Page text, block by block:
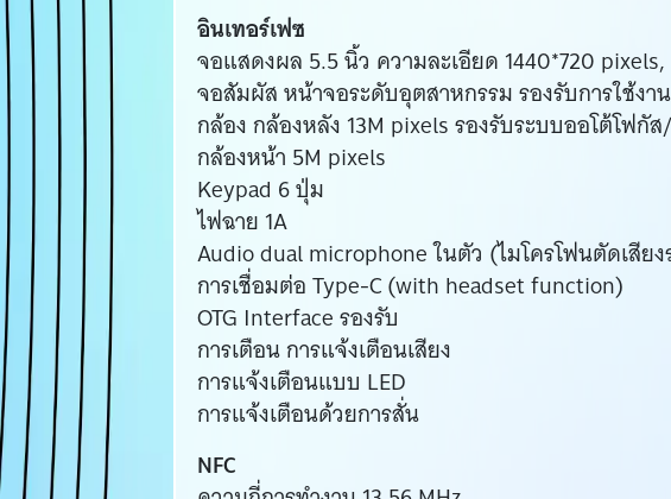
อินเทอร์เฟซ
จอแสดงผล 5.5 นิ้ว ความละเอียด 1440*720 pixels,
จอสัมผัส หน้าจอระดับอุตสาหกรรม รองรับการใช้
กล้อง กล้องหลัง 13M pixels รองรับระบบออโต้โฟกัส
กล้องหน้า 5M pixels
Keypad 6 ปุ่ม
ไฟฉาย 1A
Audio dual microphone ในตัว (ไมโครโฟนตัดเสีย
การเชื่อมต่อ Type-C (with headset function)
OTG Interface รองรับ
การเตือน การแจ้งเตือนเสียง
การแจ้งเตือนแบบ LED
การแจ้งเตือนด้วยการสั่น
NFC